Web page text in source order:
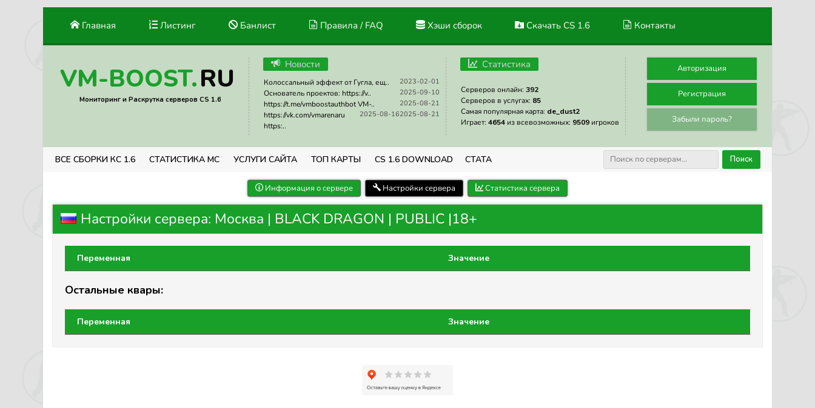
Главная Листинг Банлист Правила / FAQ Хэши сборок Скачать CS 1.6 Контакты
VM-BOOST.RU
Мониторинг и Раскрутка серверов CS 1.6
Новости
2023-02-01
Колоссальный эффект от Гугла, ещ..
2025-09-10
Основатель проектов: https://v..
2025-08-21
https://t.me/vmboostauthbot VM-..
2025-08-21
2025-08-16
https://vk.com/vmarenaru
https:..
Статистика
Серверов онлайн: 392
Серверов в услугах: 85
Самая популярная карта: de_dust2
Играет: 4654 из всевозможных: 9509 игроков
Авторизация
Регистрация
Забыли пароль?
ВСЕ СБОРКИ КС 1.6 СТАТИСТИКА МС УСЛУГИ САЙТА ТОП КАРТЫ CS 1.6 DOWNLOAD СТАТА Поиск
Информация о сервере Настройки сервера Статистика сервера
Настройки сервера: Москва | BLACK DRAGON | PUBLIC |18+
Переменная Значение
Остальные квары:
Переменная Значение